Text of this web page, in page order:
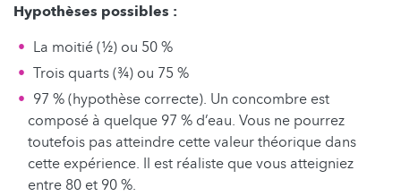
Hypothèses possibles :
La moitié (½) ou 50 %
Trois quarts (¾) ou 75 %
97 % (hypothèse correcte). Un concombre est
composé à quelque 97 % d’eau. Vous ne pourrez
toutefois pas atteindre cette valeur théorique dans
cette expérience. Il est réaliste que vous atteigniez
entre 80 et 90 %.